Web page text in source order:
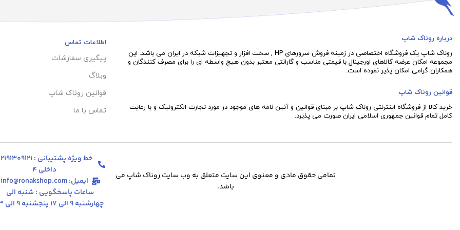
درباره روناک شاپ
روناک شاپ یک فروشگاه اختصاصی در زمینه فروش سرورهای HP , سخت افزار و تجهیزات شبکه در ایران می باشد. این
مجموعه امکان عرضه کالاهای اورجینال با قیمتی مناسب و گارانتی معتبر بدون هیچ واسطه ای را برای مصرف کنندگان و
همکاران گرامی امکان پذیر نموده است.
قوانین روناک شاپ
خرید کالا از فروشگاه اینترنتی روناک شاپ بر مبنای قوانین و آئین نامه های موجود در مورد تجارت الکترونیک و با رعایت
کامل تمام قوانین جمهوری اسلامی ایران صورت می پذیرد.
اطلاعات تماس
پیگیری سفارشات
وبلاگ
قوانین روناک شاپ
تماس با ما
تمامی حقوق مادی و معنوی این سایت متعلق به وب سایت روناک شاپ می
باشد.
خط ویژه پشتیبانی :
داخلی 4
ایمیل: info@ronakshop.com
ساعات پاسخگویی : شنبه الی
چهارشنبه 9 الی 17 پنجشنبه 9 الی 13